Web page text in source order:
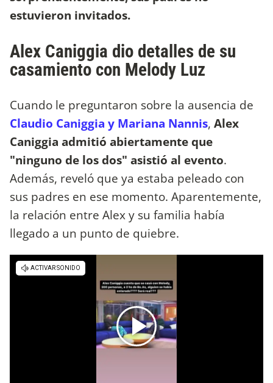
estuvieron invitados.
Alex Caniggia dio detalles de su
casamiento con Melody Luz
Cuando le preguntaron sobre la ausencia de
Claudio Caniggia y Mariana Nannis, Alex
Caniggia admitió abiertamente que
"ninguno de los dos" asistió al evento.
Además, reveló que ya estaba peleado con
sus padres en ese momento. Aparentemente,
la relación entre Alex y su familia había
llegado a un punto de quiebre.